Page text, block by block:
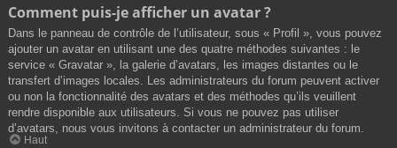
Comment puis-je afficher un avatar ?
Dans le panneau de contrôle de l’utilisateur, sous « Profil », vous pouvez
ajouter un avatar en utilisant une des quatre méthodes suivantes : le
service « Gravatar », la galerie d’avatars, les images distantes ou le
transfert d’images locales. Les administrateurs du forum peuvent activer
ou non la fonctionnalité des avatars et des méthodes qu’ils veuillent
rendre disponible aux utilisateurs. Si vous ne pouvez pas utiliser
d’avatars, nous vous invitons à contacter un administrateur du forum.
Haut